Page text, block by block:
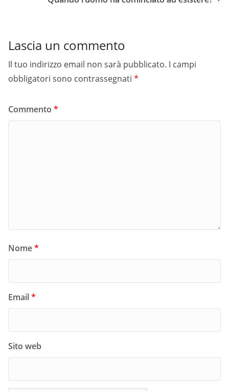
Lascia un commento
Il tuo indirizzo email non sarà pubblicato. I campi
obbligatori sono contrassegnati *
Commento *
Nome*
Email*
Sito web